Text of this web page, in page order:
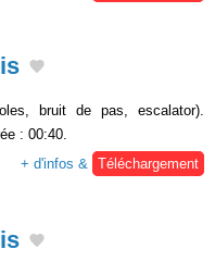
bruit de pas, escalator).
: 00:40.
+ d'infos &
Téléchargement